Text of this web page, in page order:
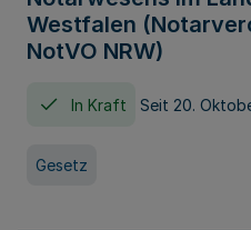
Westfalen
NotVO NRW)
In Kraft Seit 20.
Gesetz